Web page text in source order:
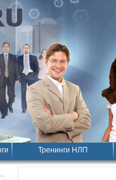
Тренинги НЛП